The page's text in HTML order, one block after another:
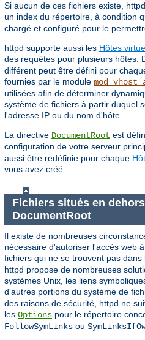
Si aucun de ces fichiers existe,
un index du répertoire, à condition
chargé et configuré pour le
httpd supporte aussi les Hôtes
des requêtes pour plusieurs hôtes.
différent peut être défini pour
fournies par le module
utilisées afin de déterminer
système de fichiers à partir duquel
l'adresse IP ou du nom d'hôte.
La directive DocumentRoot est
configuration de votre serveur
aussi être redéfinie pour chaque
vous avez créé.
Fichiers situés en
DocumentRoot
Il existe de nombreuses
nécessaire d'autoriser l'accès web
fichiers qui ne se trouvent pas dans
httpd propose de nombreuses
systèmes Unix, les liens
d'autres portions du système de
des raisons de sécurité, httpd ne
les Options pour le répertoire
FollowSymLinks ou